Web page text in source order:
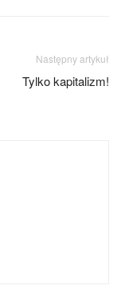
Następny artykuł
Tylko kapitalizm!